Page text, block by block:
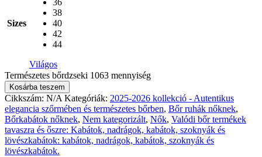
Sizes
36
38
40
42
44
Világos
Természetes bőrdzseki 1063 mennyiség
Kosárba teszem
Cikkszám: N/A Kategóriák: 2025-2026 kollekció - Autentikus
elegancia szőrmében és természetes bőrben, Bőr ruhák nőknek,
Bőrkabátok nőknek, Nem kategorizált, Nők, Valódi bőr termékek
tavaszra és őszre: Kabátok, nadrágok, kabátok, szoknyák és
lövészkabátok: kabátok, nadrágok, kabátok, szoknyák és
lövészkabátok.